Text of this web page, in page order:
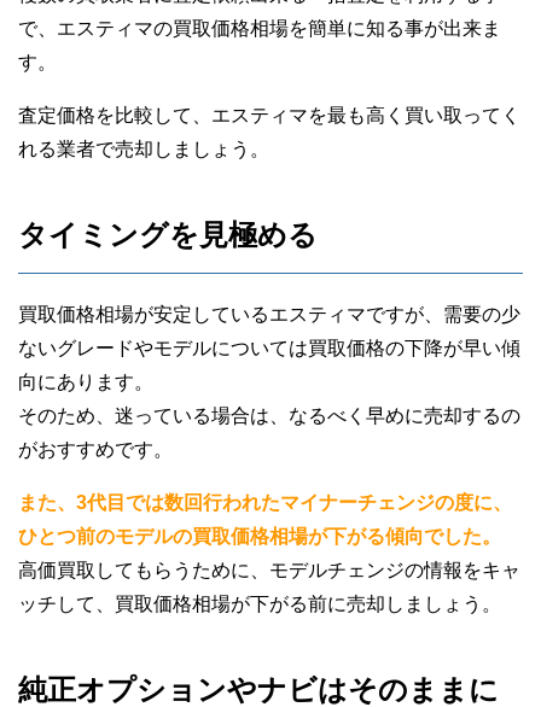
で、エスティマの買取価格相場を簡単に知る事が出来ま
す。
査定価格を比較して、エスティマを最も高く買い取ってく
れる業者で売却しましょう。
タイミングを見極める
買取価格相場が安定しているエスティマですが、需要の少
ないグレードやモデルについては買取価格の下降が早い傾
向にあります。
そのため、迷っている場合は、なるべく早めに売却するの
がおすすめです。
また、3代目では数回行われたマイナーチェンジの度に、
ひとつ前のモデルの買取価格相場が下がる傾向でした。
高価買取してもらうために、モデルチェンジの情報をキャ
ッチして、買取価格相場が下がる前に売却しましょう。
純正オプションやナビはそのままに